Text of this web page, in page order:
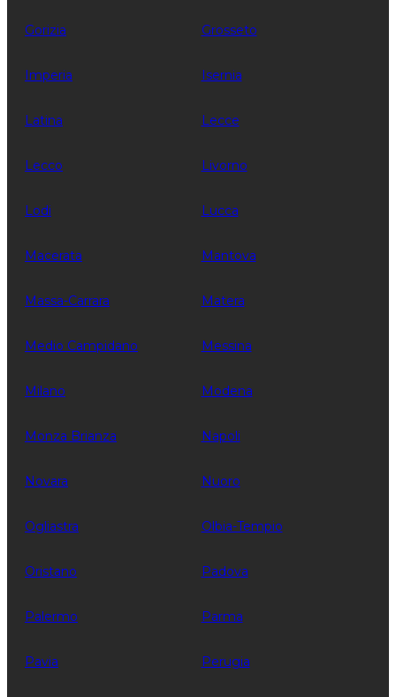
Gorizia Grosseto
Imperia Isernia
Latina Lecce
Lecco Livorno
Lodi Lucca
Macerata Mantova
Massa-Carrara Matera
Medio Campidano Messina
Milano Modena
Monza Brianza Napoli
Novara Nuoro
Ogliastra Olbia-Tempio
Oristano Padova
Palermo Parma
Pavia Perugia